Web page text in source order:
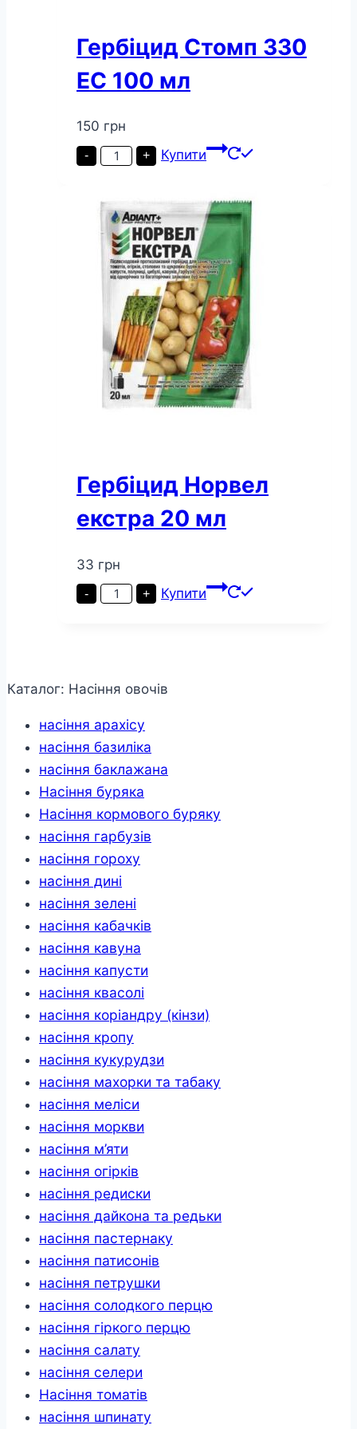
Гербіцид Стомп 330
EC 100 мл
150 грн
-
Гербіцид
Стомп
100
мл
кількість
+ Купити
Гербіцид Норвел
екстра 20 мл
33 грн
-
Гербіцид
Норвел
+ Купити
Каталог: Насіння овочів
насіння арахісу
насіння базиліка
насіння баклажана
Насіння буряка
Насіння кормового буряку
насіння гарбузів
насіння гороху
насіння дині
насіння зелені
насіння кабачків
насіння кавуна
насіння капусти
насіння квасолі
насіння коріандру (кінзи)
насіння кропу
насіння кукурудзи
насіння махорки та табаку
насіння меліси
насіння моркви
насіння м’яти
насіння огірків
насіння редиски
насіння дайкона та редьки
насіння пастернаку
насіння патисонів
насіння петрушки
насіння солодкого перцю
насіння гіркого перцю
насіння салату
насіння селери
Насіння томатів
насіння шпинату